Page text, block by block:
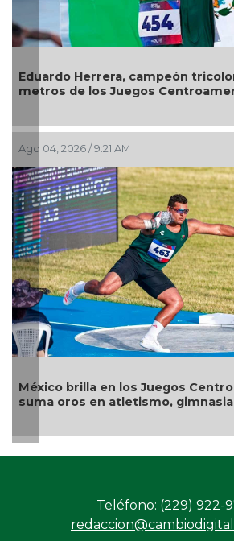
Herrera, campeón tricolor en
de los Juegos
04, 2026 / 9:21 AM
brilla en los Juegos
oros en atletismo, gimnasia y
Teléfono: (229) 922-